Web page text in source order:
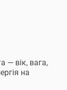
— вік, вага,
на